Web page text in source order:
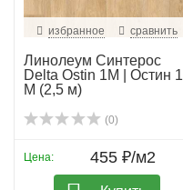
избранное сравнить
Линолеум Синтерос
Delta Ostin 1M | Остин 1
М (2,5 м)
(0)
Цена: 455 ₽/м2